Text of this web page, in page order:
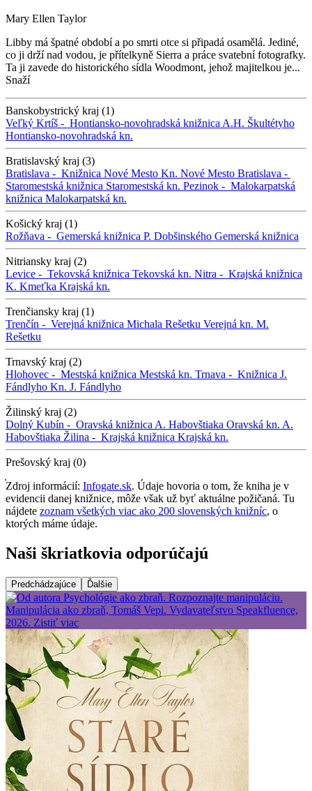
Mary Ellen Taylor
Libby má špatné období a po smrti otce si připadá osamělá. Jediné,
co ji drží nad vodou, je přítelkyně Sierra a práce svatební fotografky.
Ta ji zavede do historického sídla Woodmont, jehož majitelkou je...
Snaží
Banskobystrický kraj (1)
Veľký Krtíš - Hontiansko-novohradská knižnica A.H. Škultétyho
Hontiansko-novohradská kn.
Bratislavský kraj (3)
Bratislava - Knižnica Nové Mesto Kn. Nové Mesto Bratislava -
Staromestská knižnica Staromestská kn. Pezinok - Malokarpatská
knižnica Malokarpatská kn.
Košický kraj (1)
Rožňava - Gemerská knižnica P. Dobšinského Gemerská knižnica
Nitriansky kraj (2)
Levice - Tekovská knižnica Tekovská kn. Nitra - Krajská knižnica
K. Kmeťka Krajská kn.
Trenčiansky kraj (1)
Trenčín - Verejná knižnica Michala Rešetku Verejná kn. M.
Rešetku
Trnavský kraj (2)
Hlohovec - Mestská knižnica Mestská kn. Trnava - Knižnica J.
Fándlyho Kn. J. Fándlyho
Žilinský kraj (2)
Dolný Kubín - Oravská knižnica A. Habovštiaka Oravská kn. A.
Habovštiaka Žilina - Krajská knižnica Krajská kn.
Prešovský kraj (0)
Zdroj informácií: Infogate.sk. Údaje hovoria o tom, že kniha je v
evidencii danej knižnice, môže však už byť aktuálne požičaná. Tu
nájdete zoznam všetkých viac ako 200 slovenských knižníc, o
ktorých máme údaje.
Naši škriatkovia odporúčajú
Predchádzajúce Ďalšie